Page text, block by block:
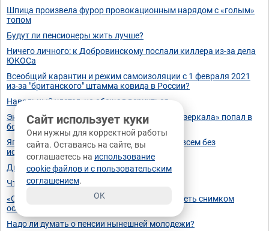
Шпица произвела фурор провокационным нарядом с «голым»
топом
Будут ли пенсионеры жить лучше?
Ничего личного: к Добровинскому послали киллера из-за дела
ЮКОСа
Всеобщий карантин и режим самоизоляции с 1 февраля 2021
из-за "британского" штамма ковида в России?
Навальный улетел, но обещал вернуться
Экстремально похудевший артист «Кривого зеркала» попал в
больницу
Ягода арестовал Навального. Это знак нам всем без
исключения?
Дворец Путина. Видео
Что нам еще COVID готовит?
«Очень горжусь»: Сергей Жигунов взорвал Сеть снимком
ослепительной красавицы
Надо ли думать о пенсии нынешней молодежи?
Сайт использует куки
Они нужны для корректной работы
сайта. Оставаясь на сайте, вы
соглашаетесь на использование
cookie файлов и с пользовательским
соглашением.
OK